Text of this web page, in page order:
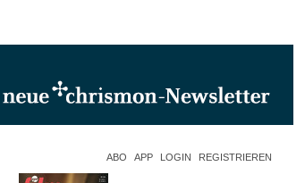
ABO APP LOGIN REGISTRIEREN